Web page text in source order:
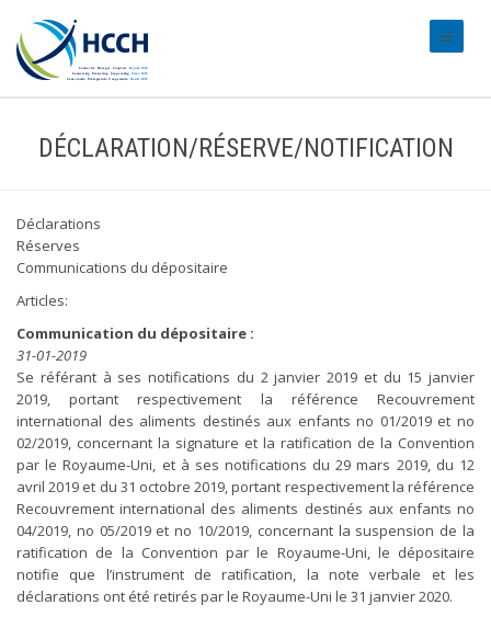
DÉCLARATION/RÉSERVE/NOTIFICATION
Déclarations
Réserves
Communications du dépositaire
Articles:
Communication du dépositaire :
31-01-2019
Se référant à ses notifications du 2 janvier 2019 et du 15 janvier
2019, portant respectivement la référence Recouvrement
international des aliments destinés aux enfants no 01/2019 et no
02/2019, concernant la signature et la ratification de la Convention
par le Royaume-Uni, et à ses notifications du 29 mars 2019, du 12
avril 2019 et du 31 octobre 2019, portant respectivement la référence
Recouvrement international des aliments destinés aux enfants no
04/2019, no 05/2019 et no 10/2019, concernant la suspension de la
ratification de la Convention par le Royaume-Uni, le dépositaire
notifie que l’instrument de ratification, la note verbale et les
déclarations ont été retirés par le Royaume-Uni le 31 janvier 2020.